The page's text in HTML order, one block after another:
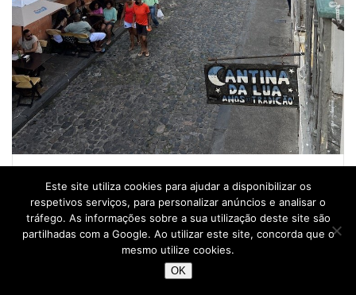
• Igreja e Convento de São Francisco (Igreja de Ouro)
Localiza-se no Largo do Cruzeiro de São Francisco e, um
facto muito interessante, é que foi considerada uma das
sete maravilhas de origem portuguesa no mundo, pelo
Este site utiliza cookies para ajudar a disponibilizar os
respetivos serviços, para personalizar anúncios e analisar o
tráfego. As informações sobre a sua utilização deste site são
partilhadas com a Google. Ao utilizar este site, concorda que o
mesmo utilize cookies.
OK